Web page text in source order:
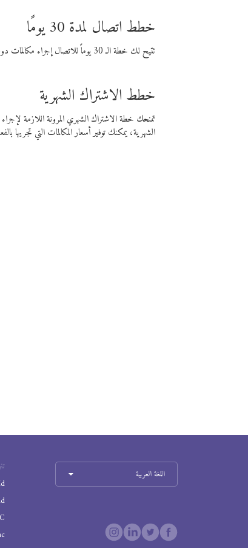
خطط اتصال لمدة 30 يومًا
تتيح لك خطة الـ 30 يوماً للاتصال إجراء مكالمات دولية إلى الوجهة التي تختارها لمدة 30 يوماً بأسعار فايبر المنخفضة.
خطط الاشتراك الشهرية
تمنحك خطة الاشتراك الشهري المرونة اللازمة
الشهرية، يمكنك توفير أسعار المكالمات التي تجريها
اللغة العربية